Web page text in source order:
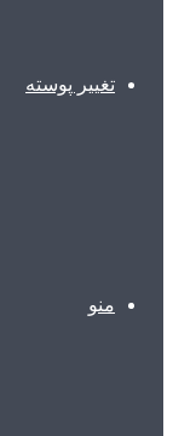
تغییر پوسته
منو